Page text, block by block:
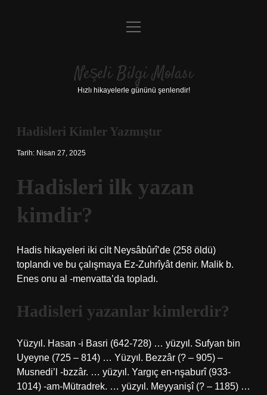
Anasayfa
Yasal Uyarı
menüyü
Neşeli Bilgi Molası
Hızlı hikayelerle gününü şenlendir!
Hadisleri Kimler Yazmıştır
Tarih: Nisan 27, 2025
Hadisleri ilk yazan
kimdir?
Hadis hikayeleri iki cilt Neysâbûrî’de (258 öldü)
toplandı ve bu çalışmaya Ez-Zuhrîyât denir. Malik b.
Enes onu al -menvatta’da topladı.
Hadisleri yazanlar kimlerdir?
Yüzyıl. Hasan -i Basri (642-728) … yüzyıl. Sufyan bin
Uyeyne (725 – 814) … Yüzyıl. Bezzâr (? – 905) –
Musnedi’l -bzzâr. … yüzyıl. Yargıç en-nşaburî (933-
1014) -am-Mütradrek. … yüzyıl. Meyyanişî (? – 1185) …